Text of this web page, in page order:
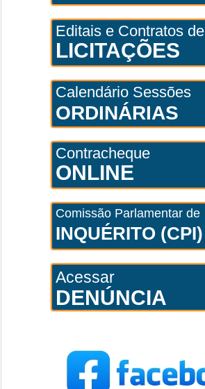
Editais e Contratos de
LICITAÇÕES
Calendário Sessões
ORDINÁRIAS
Contracheque
ONLINE
Comissão Parlamentar de
INQUÉRITO (CPI)
Acessar
DENÚNCIA